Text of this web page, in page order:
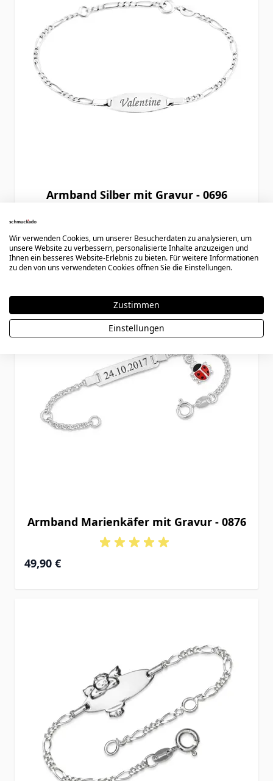
Armband Silber mit Gravur - 0696
44,90 €
Armband Marienkäfer mit Gravur - 0876
Ab
49,90 €
Wir verwenden Cookies, um unserer Besucherdaten zu analysieren, um
unsere Website zu verbessern, personalisierte Inhalte anzuzeigen und
Ihnen ein besseres Website-Erlebnis zu bieten. Für weitere Informationen
zu den von uns verwendeten Cookies öffnen Sie die Einstellungen.
Zustimmen
Einstellungen